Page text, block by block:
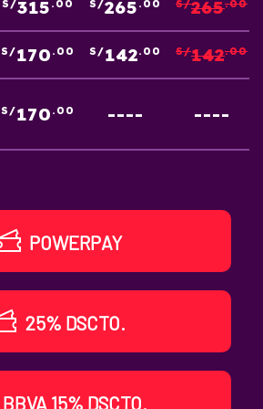
S/315 .00 S/265 .00 S/265.00
S/170 .00 S/142.00 S/142.00
S/170 .00 ---- ----
POWERPAY
25% DSCTO.
BBVA 15% DSCTO.